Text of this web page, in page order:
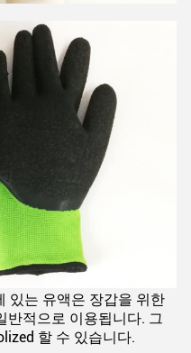
있는 유액은 장갑을 위한
반적으로 이용됩니다. 그
할 수 있습니다.